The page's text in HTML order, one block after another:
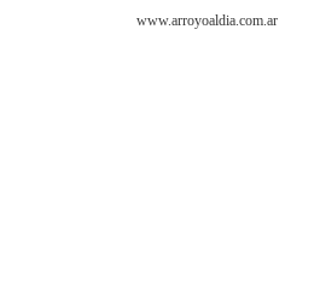
www.arroyoaldia.com.ar